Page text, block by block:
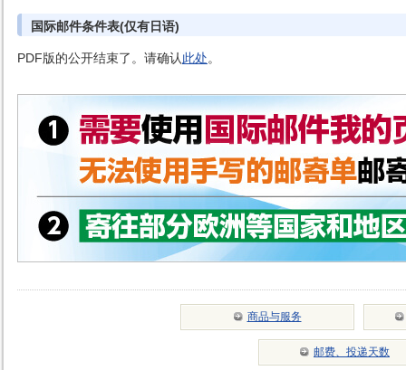
国际邮件条件表(仅有日语)
PDF版的公开结束了。请确认此处。
商品与服务
邮费、投递天数